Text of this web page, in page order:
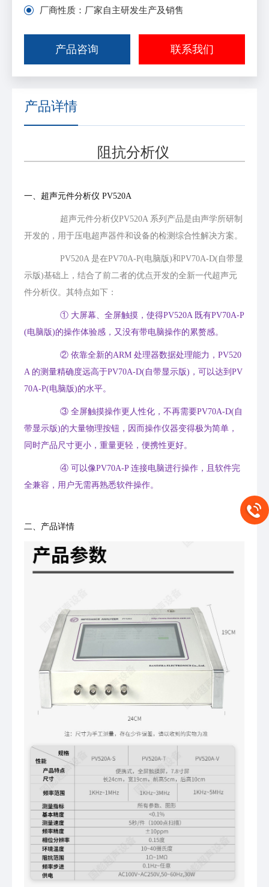
厂商性质：厂家自主研发生产及销售
产品咨询 联系我们
产品详情
阻抗分析仪
一、超声元件分析仪 PV520A
超声元件分析仪PV520A 系列产品是由声学所研制
开发的，用于压电超声器件和设备的检测综合性解决方案。
PV520A 是在PV70A-P(电脑版)和PV70A-D(自带显
示版)基础上，结合了前二者的优点开发的全新一代超声元
件分析仪。其特点如下：
① 大屏幕、全屏触摸，使得PV520A 既有PV70A-P
(电脑版)的操作体验感，又没有带电脑操作的累赘感。
② 依靠全新的ARM 处理器数据处理能力，PV520
A 的测量精确度远高于PV70A-D(自带显示版)，可以达到PV
70A-P(电脑版)的水平。
③ 全屏触摸操作更人性化，不再需要PV70A-D(自
带显示版)的大量物理按钮，因而操作仪器变得极为简单，
同时产品尺寸更小，重量更轻，便携性更好。
④ 可以像PV70A-P 连接电脑进行操作，且软件完
全兼容，用户无需再熟悉软件操作。
二、产品详情